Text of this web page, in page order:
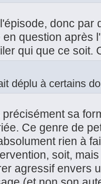
donc par
question après
qui que ce soit.
déplu à certains
sa
Ce genre de
rien à
soit,
agressif envers